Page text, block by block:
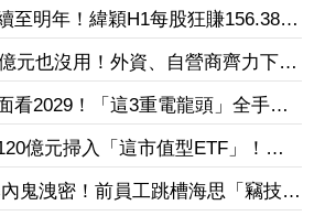
至明年！緯穎H1每股狂賺156.38元
300億元擴充AI伺服器產能
元也沒用！外資、自營商齊力下殺
」 三大法人狠砍156億元
看2029！「這3重電龍頭」全手握
場聚焦董事會承認第二季財報
億元掃入「這市值型ETF」！再
貨、「這2檔」進貨逾10萬張
鬼洩密！前員工跳槽海思「竊技術